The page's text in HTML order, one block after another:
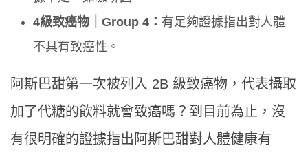
4級致癌物｜Group 4： 有足夠證據指出對人體
不具有致癌性。
阿斯巴甜第一次被列入 2B 級致癌物，代表攝取
加了代糖的飲料就會致癌嗎？到目前為止，沒
有很明確的證據指出阿斯巴甜對人體健康有